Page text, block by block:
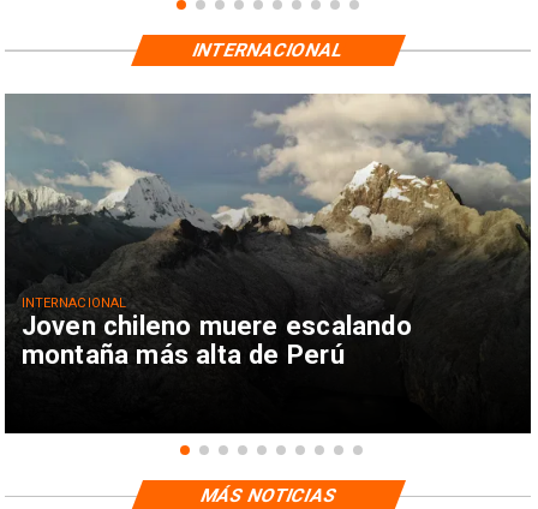
Joven chileno muere escalando
montaña más alta de Perú
INTERNACIONAL
INTERNACIONAL
MÁS NOTICIAS